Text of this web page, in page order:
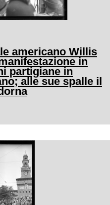
americano Willis
in
partigiane in
alle sue spalle il